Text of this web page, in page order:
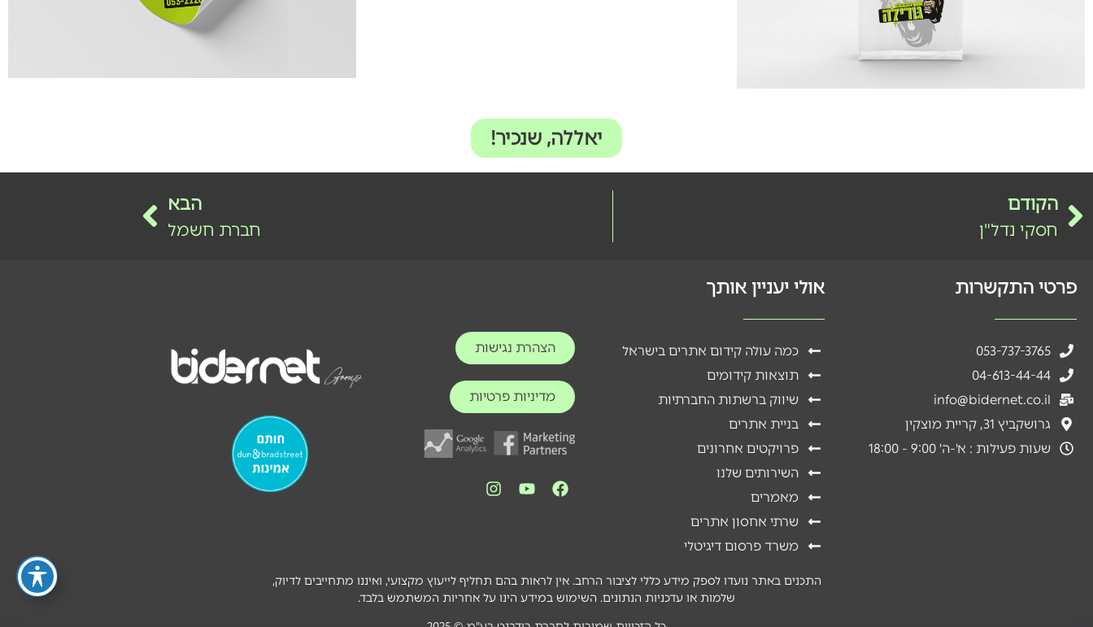
יאללה, שנכיר!
הקודם
חסקי נדל"ן
הבא
חברת חשמל
פרטי התקשרות
053-737-3765
04-613-44-44
info@bidernet.co.il
גרושקביץ 31, קריית מוצקין
שעות פעילות : א'-ה' 9:00 - 18:00
אולי יעניין אותך
כמה עולה קידום אתרים בישראל
תוצאות קידומים
שיווק ברשתות החברתיות
בניית אתרים
פרויקטים אחרונים
השירותים שלנו
מאמרים
שרתי אחסון אתרים
משרד פרסום דיגיטלי
הצהרת נגישות
מדיניות פרטיות
התכנים באתר נועדו לספק מידע כללי לציבור הרחב. אין לראות בהם תחליף לייעוץ מקצועי, ואיננו מתחייבים לדיוק,
שלמות או עדכניות הנתונים. השימוש במידע הינו על אחריות המשתמש בלבד.